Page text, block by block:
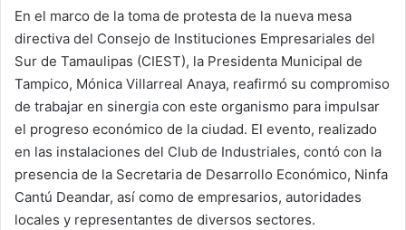
En el marco de la toma de protesta de la nueva mesa
directiva del Consejo de Instituciones Empresariales del
Sur de Tamaulipas (CIEST), la Presidenta Municipal de
Tampico, Mónica Villarreal Anaya, reafirmó su compromiso
de trabajar en sinergia con este organismo para impulsar
el progreso económico de la ciudad. El evento, realizado
en las instalaciones del Club de Industriales, contó con la
presencia de la Secretaria de Desarrollo Económico, Ninfa
Cantú Deandar, así como de empresarios, autoridades
locales y representantes de diversos sectores.